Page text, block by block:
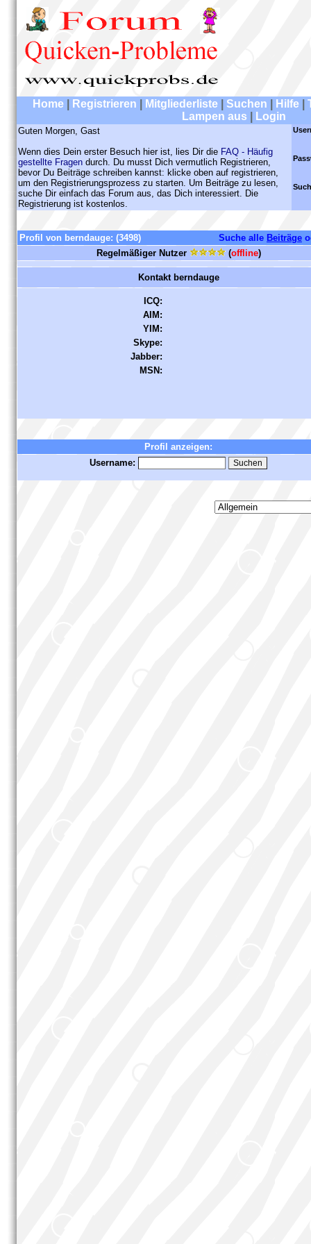
Home Registrieren Mitgliederliste Suchen Hilfe
Lampen aus
Login
Guten Morgen, Gast
Wenn dies Dein erster Besuch hier ist, lies Dir die FAQ - Häufig
gestellte Fragen durch. Du musst Dich vermutlich Registrieren,
bevor Du Beiträge schreiben kannst: klicke oben auf registrieren,
um den Registrierungsprozess zu starten. Um Beiträge zu lesen,
suche Dir einfach das Forum aus, das Dich interessiert. Die
Registrierung ist kostenlos.
Profil von berndauge: (3498) Suche alle Beiträge
Regelmäßiger Nutzer
(offline)
Kontakt berndauge
ICQ:
AIM:
YIM:
Skype:
Jabber:
MSN:
Profil anzeigen:
Username: